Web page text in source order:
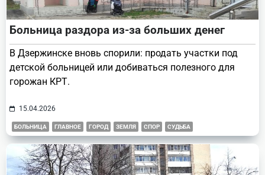
Больница раздора из-за больших денег
В Дзержинске вновь спорили: продать участки под
детской больницей или добиваться полезного для
горожан КРТ.
15.04.2026
БОЛЬНИЦА ГЛАВНОЕ ГОРОД ЗЕМЛЯ СПОР СУДЬБА